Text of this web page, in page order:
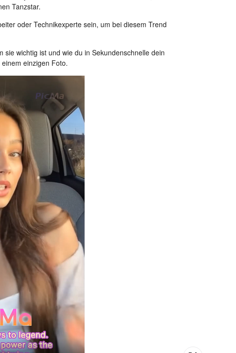
Tanzstar.
oder Technikexperte sein, um bei diesem Trend
wichtig ist und wie du in Sekundenschnelle dein
einzigen Foto.